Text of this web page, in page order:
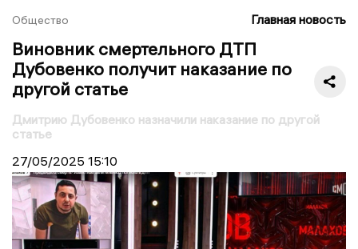
Общество Главная новость
Виновник смертельного ДТП
Дубовенко получит наказание по
другой статье
Дмитрию Дубовенко назначили наказание по другой
статье
27/05/2025 15:10